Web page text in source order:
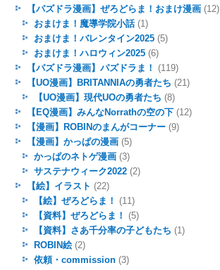
【パズドラ漫画】ぜろどらま！おまけ漫画(12)
おまけま！魔導学院小話(1)
おまけま！バレンタイン2025(5)
おまけま！ハロウィン2025(6)
【パズドラ漫画】パズドラま！
(119)
【UO漫画】BRITANNIAの勇者たち (21)
【UO漫画】現代UOの勇者たち (8)
【EQ漫画】みんなNorrathの空の下(12)
【漫画】ROBINのまんがコーナー(9)
【漫画】かっぱの漫画(5)
かっぱのネトゲ漫画(3)
サステナウィーク2022(2)
【絵】イラスト (22)
【絵】ぜろどらま！
(11)
【資料】ぜろどらま！
(5)
【資料】さあ千分率の子どもたち (1)
ROBIN絵(2)
依頼・commission(3)